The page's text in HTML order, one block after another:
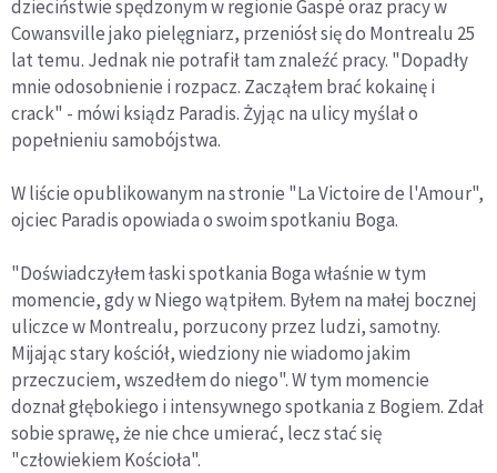
dzieciństwie spędzonym w regionie Gaspé oraz pracy w
Cowansville jako pielęgniarz, przeniósł się do Montrealu 25
lat temu. Jednak nie potrafił tam znaleźć pracy. "Dopadły
mnie odosobnienie i rozpacz. Zacząłem brać kokainę i
crack" - mówi ksiądz Paradis. Żyjąc na ulicy myślał o
popełnieniu samobójstwa.
W liście opublikowanym na stronie "La Victoire de l'Amour",
ojciec Paradis opowiada o swoim spotkaniu Boga.
"Doświadczyłem łaski spotkania Boga właśnie w tym
momencie, gdy w Niego wątpiłem. Byłem na małej bocznej
uliczce w Montrealu, porzucony przez ludzi, samotny.
Mijając stary kościół, wiedziony nie wiadomo jakim
przeczuciem, wszedłem do niego". W tym momencie
doznał głębokiego i intensywnego spotkania z Bogiem. Zdał
sobie sprawę, że nie chce umierać, lecz stać się
"człowiekiem Kościoła".